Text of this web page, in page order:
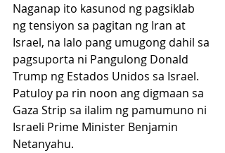
Naganap ito kasunod ng pagsiklab
ng tensiyon sa pagitan ng Iran at
Israel, na lalo pang umugong dahil sa
pagsuporta ni Pangulong Donald
Trump ng Estados Unidos sa Israel.
Patuloy pa rin noon ang digmaan sa
Gaza Strip sa ilalim ng pamumuno ni
Israeli Prime Minister Benjamin
Netanyahu.